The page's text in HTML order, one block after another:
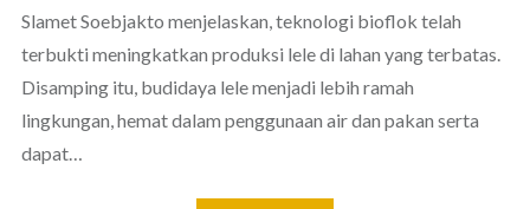
Slamet Soebjakto menjelaskan, teknologi bioflok telah
terbukti meningkatkan produksi lele di lahan yang terbatas.
Disamping itu, budidaya lele menjadi lebih ramah
lingkungan, hemat dalam penggunaan air dan pakan serta
dapat…